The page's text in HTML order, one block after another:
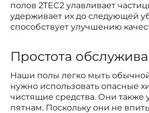
полов 2TEC2 улавливает
удерживает их до следующей
способствует улучшению
Простота
Наши полы легко мыть
нужно использовать опасные
чистящие средства. Они также
пятнам. Поскольку они не